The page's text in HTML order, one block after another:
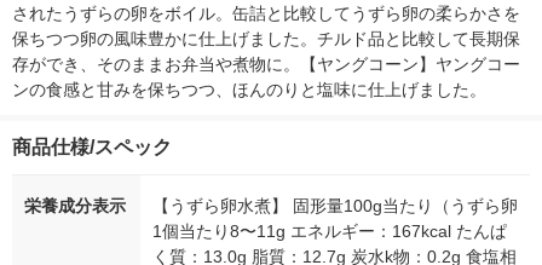
されたうずらの卵をボイル。缶詰と比較してうずら卵の柔らかさを
保ちつつ卵の風味豊かに仕上げました。チルド品と比較して長期保
存ができ、そのままお弁当や煮物に。【ヤングコーン】ヤングコー
ンの食感と甘みを保ちつつ、ほんのりと塩味に仕上げました。
商品仕様/スペック
栄養成分表示
【うずら卵水煮】 固形量100g当たり（うずら卵
1個当たり8〜11g エネルギー：167kcal たんぱ
く質：13.0g 脂質：12.7g 炭水k物：0.2g 食塩相